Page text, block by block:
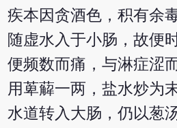
疾本因贪酒色，积有余
随虚水入于小肠，故便
便频数而痛，与淋症涩
用萆薢一两，盐水炒为
水道转入大肠，仍以葱